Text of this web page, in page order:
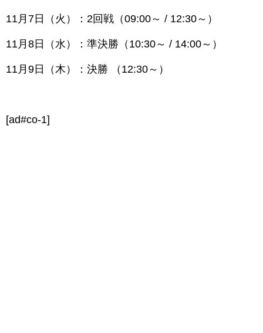
11月7日（火）：2回戦（09:00～ / 12:30～）
11月8日（水）：準決勝（10:30～ / 14:00～）
11月9日（木）：決勝 （12:30～）
[ad#co-1]